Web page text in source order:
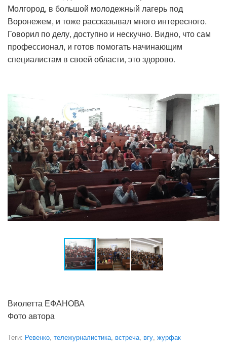
Молгород, в большой молодежный лагерь под
Воронежем, и тоже рассказывал много интересного.
Говорил по делу, доступно и нескучно. Видно, что сам
профессионал, и готов помогать начинающим
специалистам в своей области, это здорово.
Виолетта ЕФАНОВА
Фото автора
Теги: Ревенко, тележурналистика, встреча, вгу, журфак